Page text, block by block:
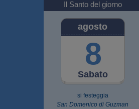
Il Santo del giorno
Sabato
agosto
8
si festeggia
San Domenico di Guzman